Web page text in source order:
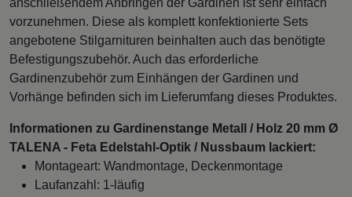
anschließendem Anbringen der Gardinen ist sehr einfach
vorzunehmen. Diese als komplett konfektionierte Sets
angebotene Stilgarnituren beinhalten auch das benötigte
Befestigungszubehör. Auch das erforderliche
Gardinenzubehör zum Einhängen der Gardinen und
Vorhänge befinden sich im Lieferumfang dieses Produktes.
Informationen zu Gardinenstange Metall / Holz 20 mm Ø
TALENA - Feta Edelstahl-Optik / Nussbaum lackiert:
Montageart: Wandmontage, Deckenmontage
Laufanzahl: 1-läufig